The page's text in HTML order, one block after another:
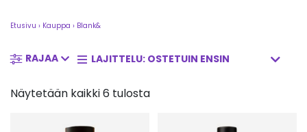
jokaiselle ihotyypille.
lempeiltä ja tietoisilta valinnoilta.
Etusivu › Kauppa › Blank&
RAJAA
Näytetään kaikki 6 tulosta